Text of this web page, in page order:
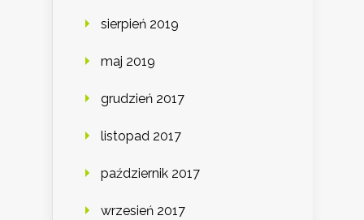
sierpień 2019
maj 2019
grudzień 2017
listopad 2017
październik 2017
wrzesień 2017